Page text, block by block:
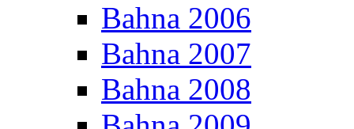
Bahna 2006
Bahna 2007
Bahna 2008